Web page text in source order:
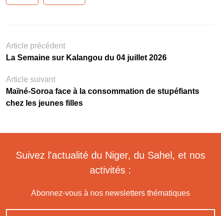
Article précédent
La Semaine sur Kalangou du 04 juillet 2026
Article suivant
Maïné-Soroa face à la consommation de stupéfiants
chez les jeunes filles
Suivez l'actualité du Niger, du Sahel, et nos
activités :
Abonnez-vous à nos newsletters thématiques